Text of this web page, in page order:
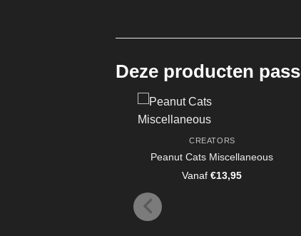
Deze producten
CREATORS
Peanut Cats Miscellaneous
Vanaf€13,95